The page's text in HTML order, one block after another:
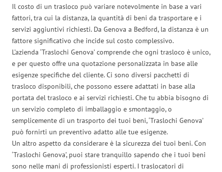
Il costo di un trasloco può variare notevolmente in base a vari
fattori, tra cui la distanza, la quantità di beni da trasportare e i
servizi aggiuntivi richiesti. Da Genova a Bedford, la distanza è un
fattore significativo che incide sul costo complessivo.
L’azienda ‘Traslochi Genova’ comprende che ogni trasloco è unico,
e per questo offre una quotazione personalizzata in base alle
esigenze specifiche del cliente. Ci sono diversi pacchetti di
trasloco disponibili, che possono essere adattati in base alla
portata del trasloco e ai servizi richiesti. Che tu abbia bisogno di
un servizio completo di imballaggio e smontaggio, o
semplicemente di un trasporto dei tuoi beni, ‘Traslochi Genova’
può fornirti un preventivo adatto alle tue esigenze.
Un altro aspetto da considerare è la sicurezza dei tuoi beni. Con
‘Traslochi Genova’, puoi stare tranquillo sapendo che i tuoi beni
sono nelle mani di professionisti esperti. I traslocatori di